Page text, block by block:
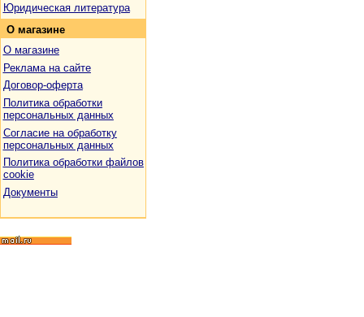
Юридическая литература
О магазине
О магазине
Реклама на сайте
Договор-оферта
Политика обработки
персональных данных
Согласие на обработку
персональных данных
Политика обработки файлов
cookie
Документы